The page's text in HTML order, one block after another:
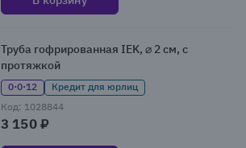
Труба гофрированная IEK, ⌀ 2 см, с
протяжкой
0·0·12
Кредит для юрлиц
Код: 1028844
3 150 ₽